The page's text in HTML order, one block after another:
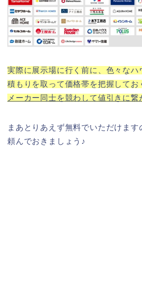
実際に展示場に行く前に、色々なハ
積もりを取って価格帯を把握して
メーカー同士を競わして値引きに繋
まあとりあえず無料でいただけます
頼んでおきましょう♪